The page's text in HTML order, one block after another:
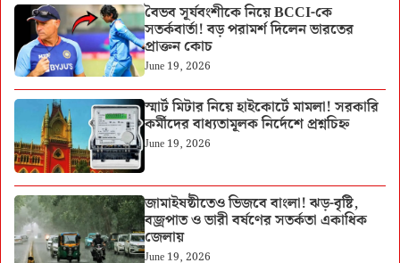
বৈভব সূর্যবংশীকে নিয়ে BCCI-কে
সতর্কবার্তা! বড় পরামর্শ দিলেন ভারতের
প্রাক্তন কোচ
June 19, 2026
স্মার্ট মিটার নিয়ে হাইকোর্টে মামলা! সরকারি
কর্মীদের বাধ্যতামূলক নির্দেশে প্রশ্নচিহ্ন
June 19, 2026
জামাইষষ্ঠীতেও ভিজবে বাংলা! ঝড়-বৃষ্টি,
বজ্রপাত ও ভারী বর্ষণের সতর্কতা একাধিক
জেলায়
June 19, 2026